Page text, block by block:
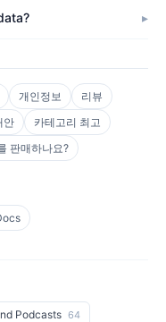
개인정보
리뷰
안
카테고리 최고
판매하나요?
Podcasts 64